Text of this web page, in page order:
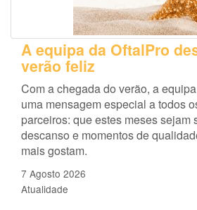
A equipa da OftalPro
verão feliz
Com a chegada do verão, a
uma mensagem especial a todos
parceiros: que estes meses sejam
descanso e momentos de
mais gostam.
7 Agosto 2026
Atualidade